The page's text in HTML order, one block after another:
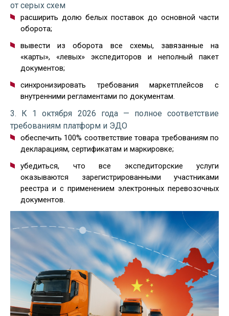
от серых схем
расширить долю белых поставок до основной части
оборота;
вывести из оборота все схемы, завязанные на
«карты», «левых» экспедиторов и неполный пакет
документов;
синхронизировать требования маркетплейсов с
внутренними регламентами по документам.
3. К 1 октября 2026 года — полное соответствие
требованиям платформ и ЭДО
обеспечить 100% соответствие товара требованиям по
декларациям, сертификатам и маркировке;
убедиться, что все экспедиторские услуги
оказываются зарегистрированными участниками
реестра и с применением электронных перевозочных
документов.